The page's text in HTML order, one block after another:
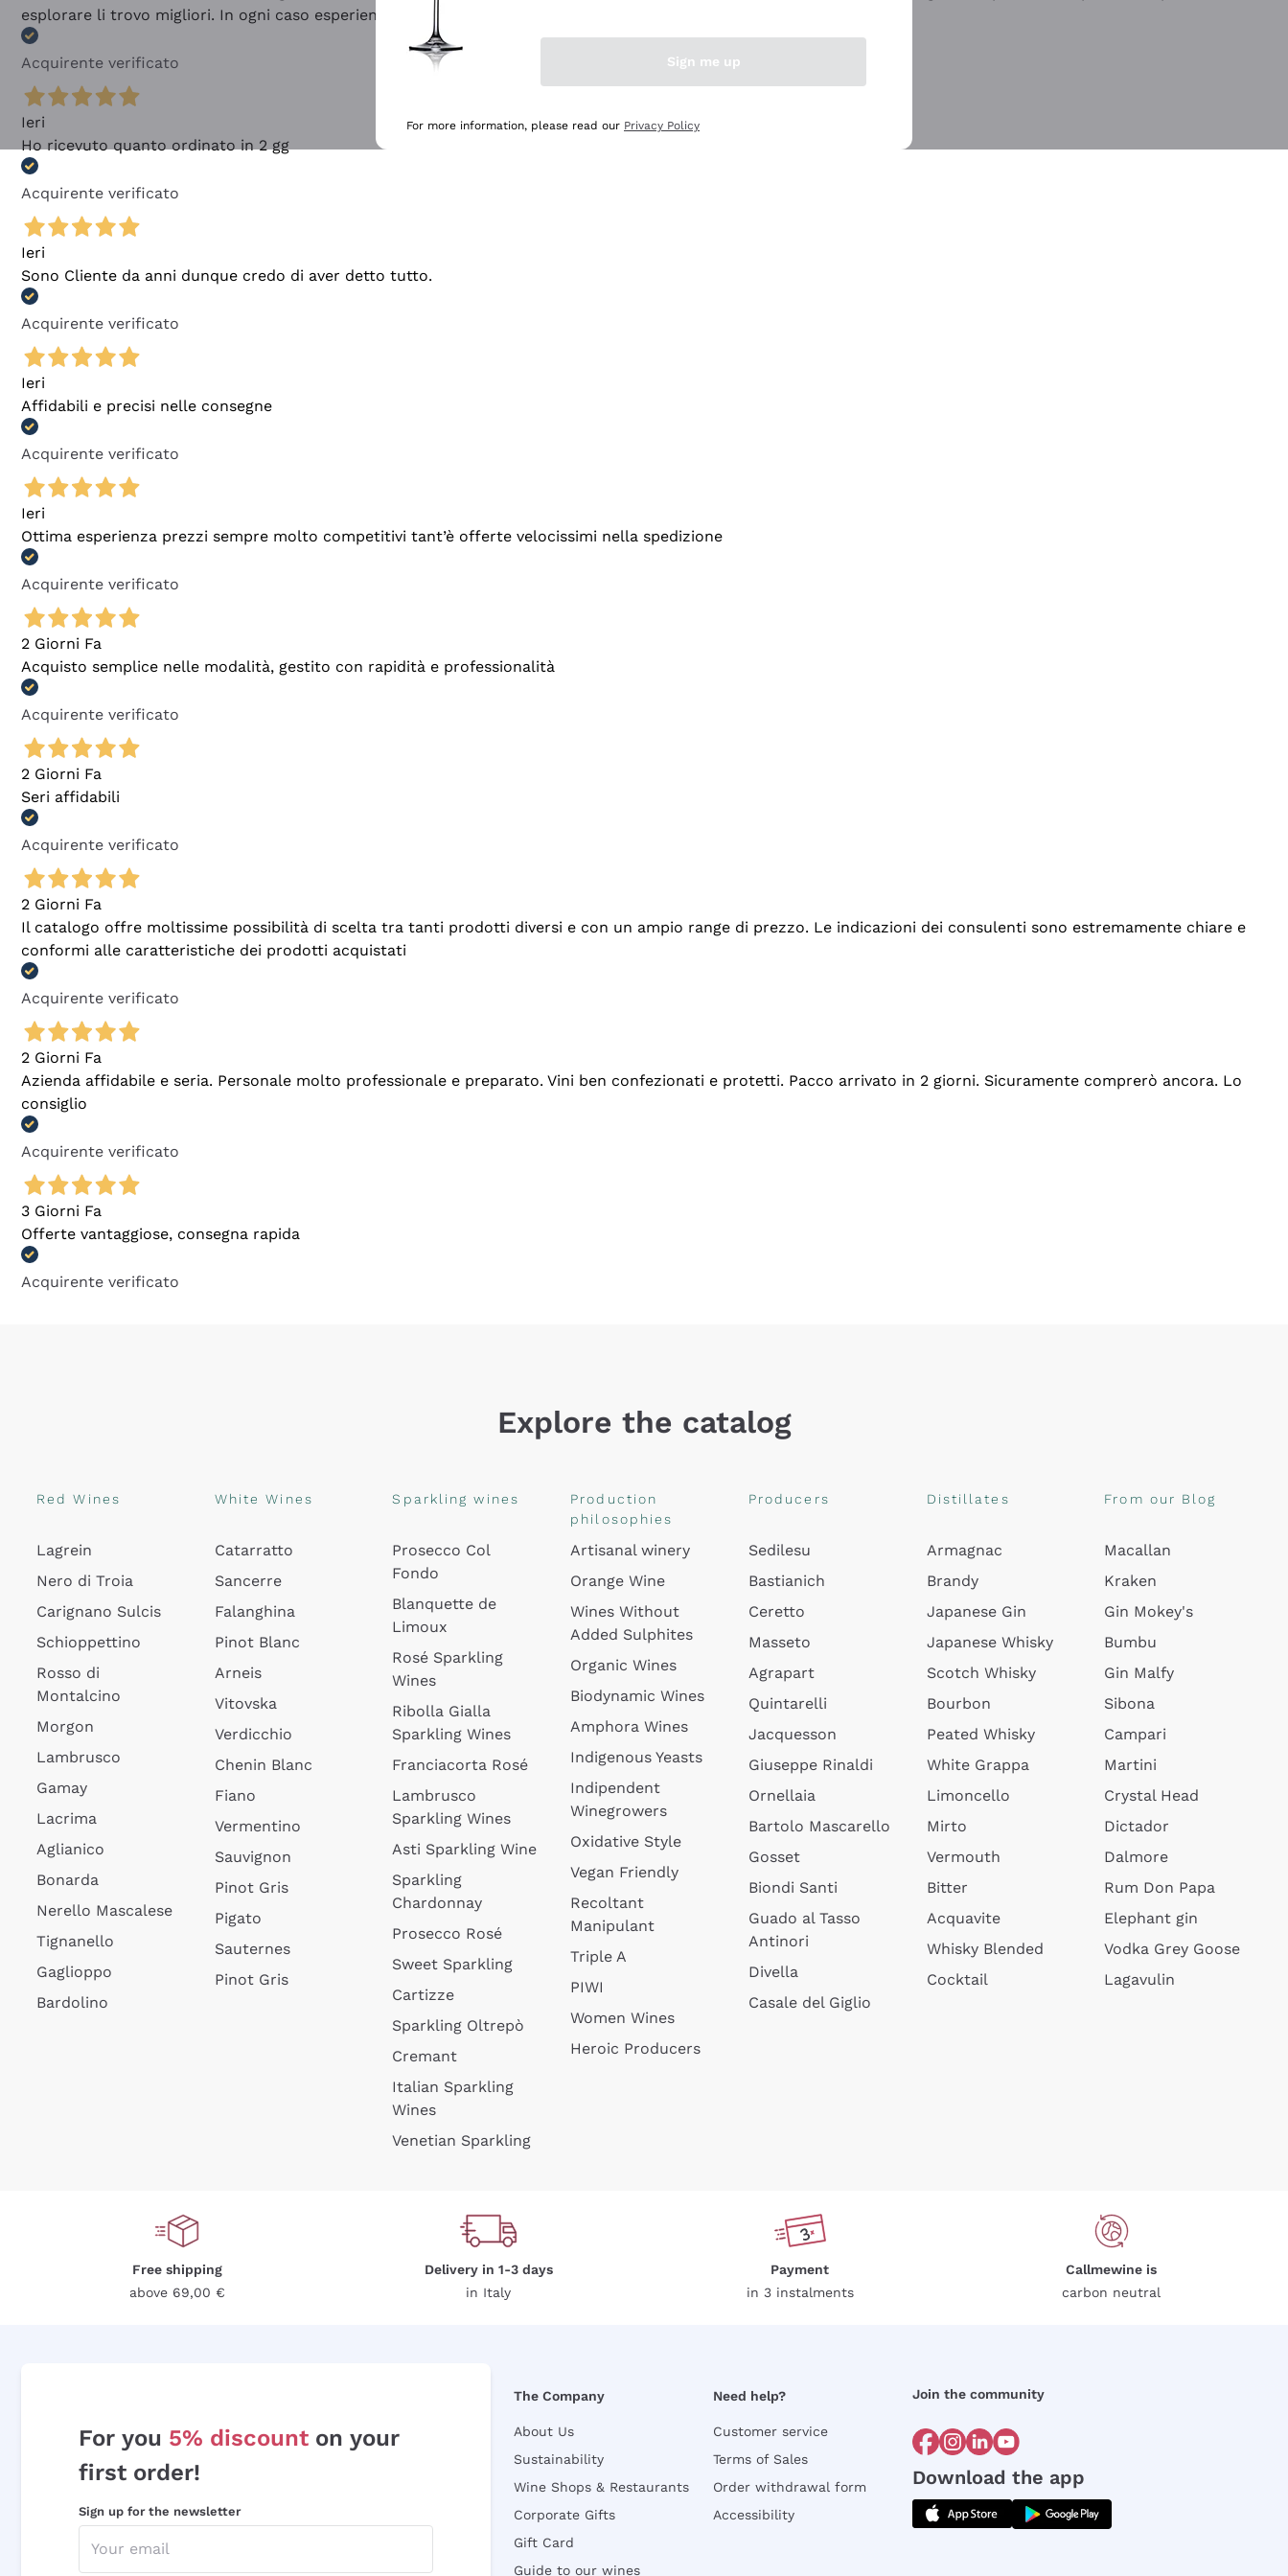
esplorare li trovo migliori. In ogni caso esperienza buona e lo consiglio! 👍
Acquirente verificato
Ieri
Ho ricevuto quanto ordinato in 2 gg
Acquirente verificato
Ieri
Sono Cliente da anni dunque credo di aver detto tutto.
Acquirente verificato
Ieri
Affidabili e precisi nelle consegne
Acquirente verificato
Ieri
Ottima esperienza prezzi sempre molto competitivi tant’è offerte velocissimi nella spedizione
Acquirente verificato
2 Giorni Fa
Acquisto semplice nelle modalità, gestito con rapidità e professionalità
Acquirente verificato
2 Giorni Fa
Seri affidabili
Acquirente verificato
2 Giorni Fa
Il catalogo offre moltissime possibilità di scelta tra tanti prodotti diversi e con un ampio range di prezzo. Le indicazioni dei consulenti sono estremamente chiare e
conformi alle caratteristiche dei prodotti acquistati
Acquirente verificato
2 Giorni Fa
Azienda affidabile e seria. Personale molto professionale e preparato. Vini ben confezionati e protetti. Pacco arrivato in 2 giorni. Sicuramente comprerò ancora. Lo
consiglio
Acquirente verificato
3 Giorni Fa
Offerte vantaggiose, consegna rapida
Acquirente verificato
Explore the catalog
Red Wines
Lagrein
Nero di Troia
Carignano Sulcis
Schioppettino
Rosso di
Montalcino
Morgon
Lambrusco
Gamay
Lacrima
Aglianico
Bonarda
Nerello Mascalese
Tignanello
Gaglioppo
Bardolino
White Wines
Catarratto
Sancerre
Falanghina
Pinot Blanc
Arneis
Vitovska
Verdicchio
Chenin Blanc
Fiano
Vermentino
Sauvignon
Pinot Gris
Pigato
Sauternes
Pinot Gris
Sparkling wines
Prosecco Col
Fondo
Blanquette de
Limoux
Rosé Sparkling
Wines
Ribolla Gialla
Sparkling Wines
Franciacorta Rosé
Lambrusco
Sparkling Wines
Asti Sparkling Wine
Sparkling
Chardonnay
Prosecco Rosé
Sweet Sparkling
Cartizze
Sparkling Oltrepò
Cremant
Italian Sparkling
Wines
Venetian Sparkling
Production
philosophies
Artisanal winery
Orange Wine
Wines Without
Added Sulphites
Organic Wines
Biodynamic Wines
Amphora Wines
Indigenous Yeasts
Indipendent
Winegrowers
Oxidative Style
Vegan Friendly
Recoltant
Manipulant
Triple A
PIWI
Women Wines
Heroic Producers
Producers
Sedilesu
Bastianich
Ceretto
Masseto
Agrapart
Quintarelli
Jacquesson
Giuseppe Rinaldi
Ornellaia
Bartolo Mascarello
Gosset
Biondi Santi
Guado al Tasso
Antinori
Divella
Casale del Giglio
Distillates
Armagnac
Brandy
Japanese Gin
Japanese Whisky
Scotch Whisky
Bourbon
Peated Whisky
White Grappa
Limoncello
Mirto
Vermouth
Bitter
Acquavite
Whisky Blended
Cocktail
From our Blog
Macallan
Kraken
Gin Mokey's
Bumbu
Gin Malfy
Sibona
Campari
Martini
Crystal Head
Dictador
Dalmore
Rum Don Papa
Elephant gin
Vodka Grey Goose
Lagavulin
Free shipping
above 69,00 €
Delivery in 1-3 days
in Italy
Payment
in 3 instalments
Callmewine is
carbon neutral
For you 5% discount on your
first order!
Sign up for the newsletter
The Company
About Us
Sustainability
Wine Shops & Restaurants
Corporate Gifts
Gift Card
Guide to our wines
Need help?
Customer service
Terms of Sales
Order withdrawal form
Accessibility
Join the community
Download the app
Sign me up
For more information, please read our Privacy Policy